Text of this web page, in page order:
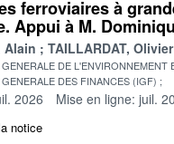
ferroviaires à
Appui à M.
Alain TAILLARDAT, Olivier
DE
DES FINANCES (IGF)
2026 Mise en ligne: juil.
notice